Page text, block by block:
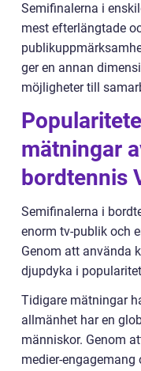
Semifinalerna i
mest efterlängtade
ger en annan
möjligheter till
mätningar
bordtennis
Semifinalerna i
enorm tv-publik och
Genom att använda
djupdyka i
Tidigare mätningar
allmänhet har en
människor. Genom
medier-